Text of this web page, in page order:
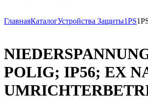
ГлавнаяКаталогУстройства Защиты1PS
POLIG; IP56; EX